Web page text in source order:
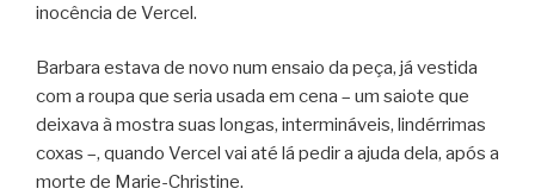
inocência de Vercel.
Barbara estava de novo num ensaio da peça, já vestida
com a roupa que seria usada em cena – um saiote que
deixava à mostra suas longas, intermináveis, lindérrimas
coxas –, quando Vercel vai até lá pedir a ajuda dela, após a
morte de Marie-Christine.